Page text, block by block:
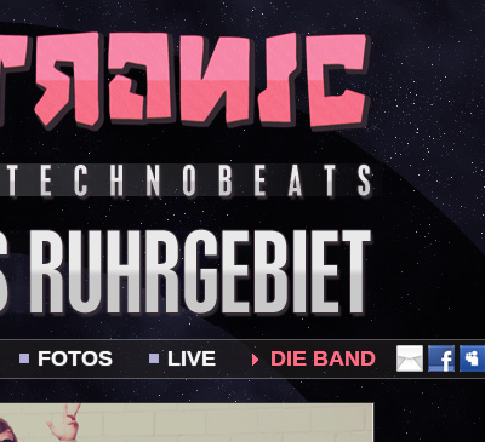
FOTOS LIVE DIE BAND